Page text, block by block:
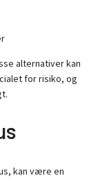
alternativer kan
for risiko, og
kan være en